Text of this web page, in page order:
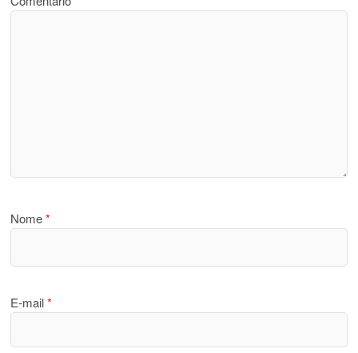
Nome*
E-mail*